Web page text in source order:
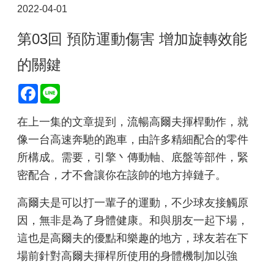
2022-04-01
第03回 預防運動傷害 增加旋轉效能
的關鍵
Facebook
在上一集的文章提到，流暢高爾夫揮桿動作，就
像一台高速奔馳的跑車，由許多精細配合的零件
所構成。需要，引擎丶傳動軸、底盤等部件，緊
密配合，才不會讓你在該帥的地方掉鏈子。
高爾夫是可以打一輩子的運動，不少球友接觸原
因，無非是為了身體健康。和與朋友一起下場，
這也是高爾夫的優點和樂趣的地方，球友若在下
場前針對高爾夫揮桿所使用的身體機制加以強